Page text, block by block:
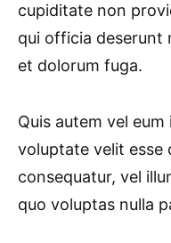
cupiditate non
qui officia deserunt
et dolorum fuga.
Quis autem vel
voluptate velit esse
consequatur, vel
quo voluptas nulla